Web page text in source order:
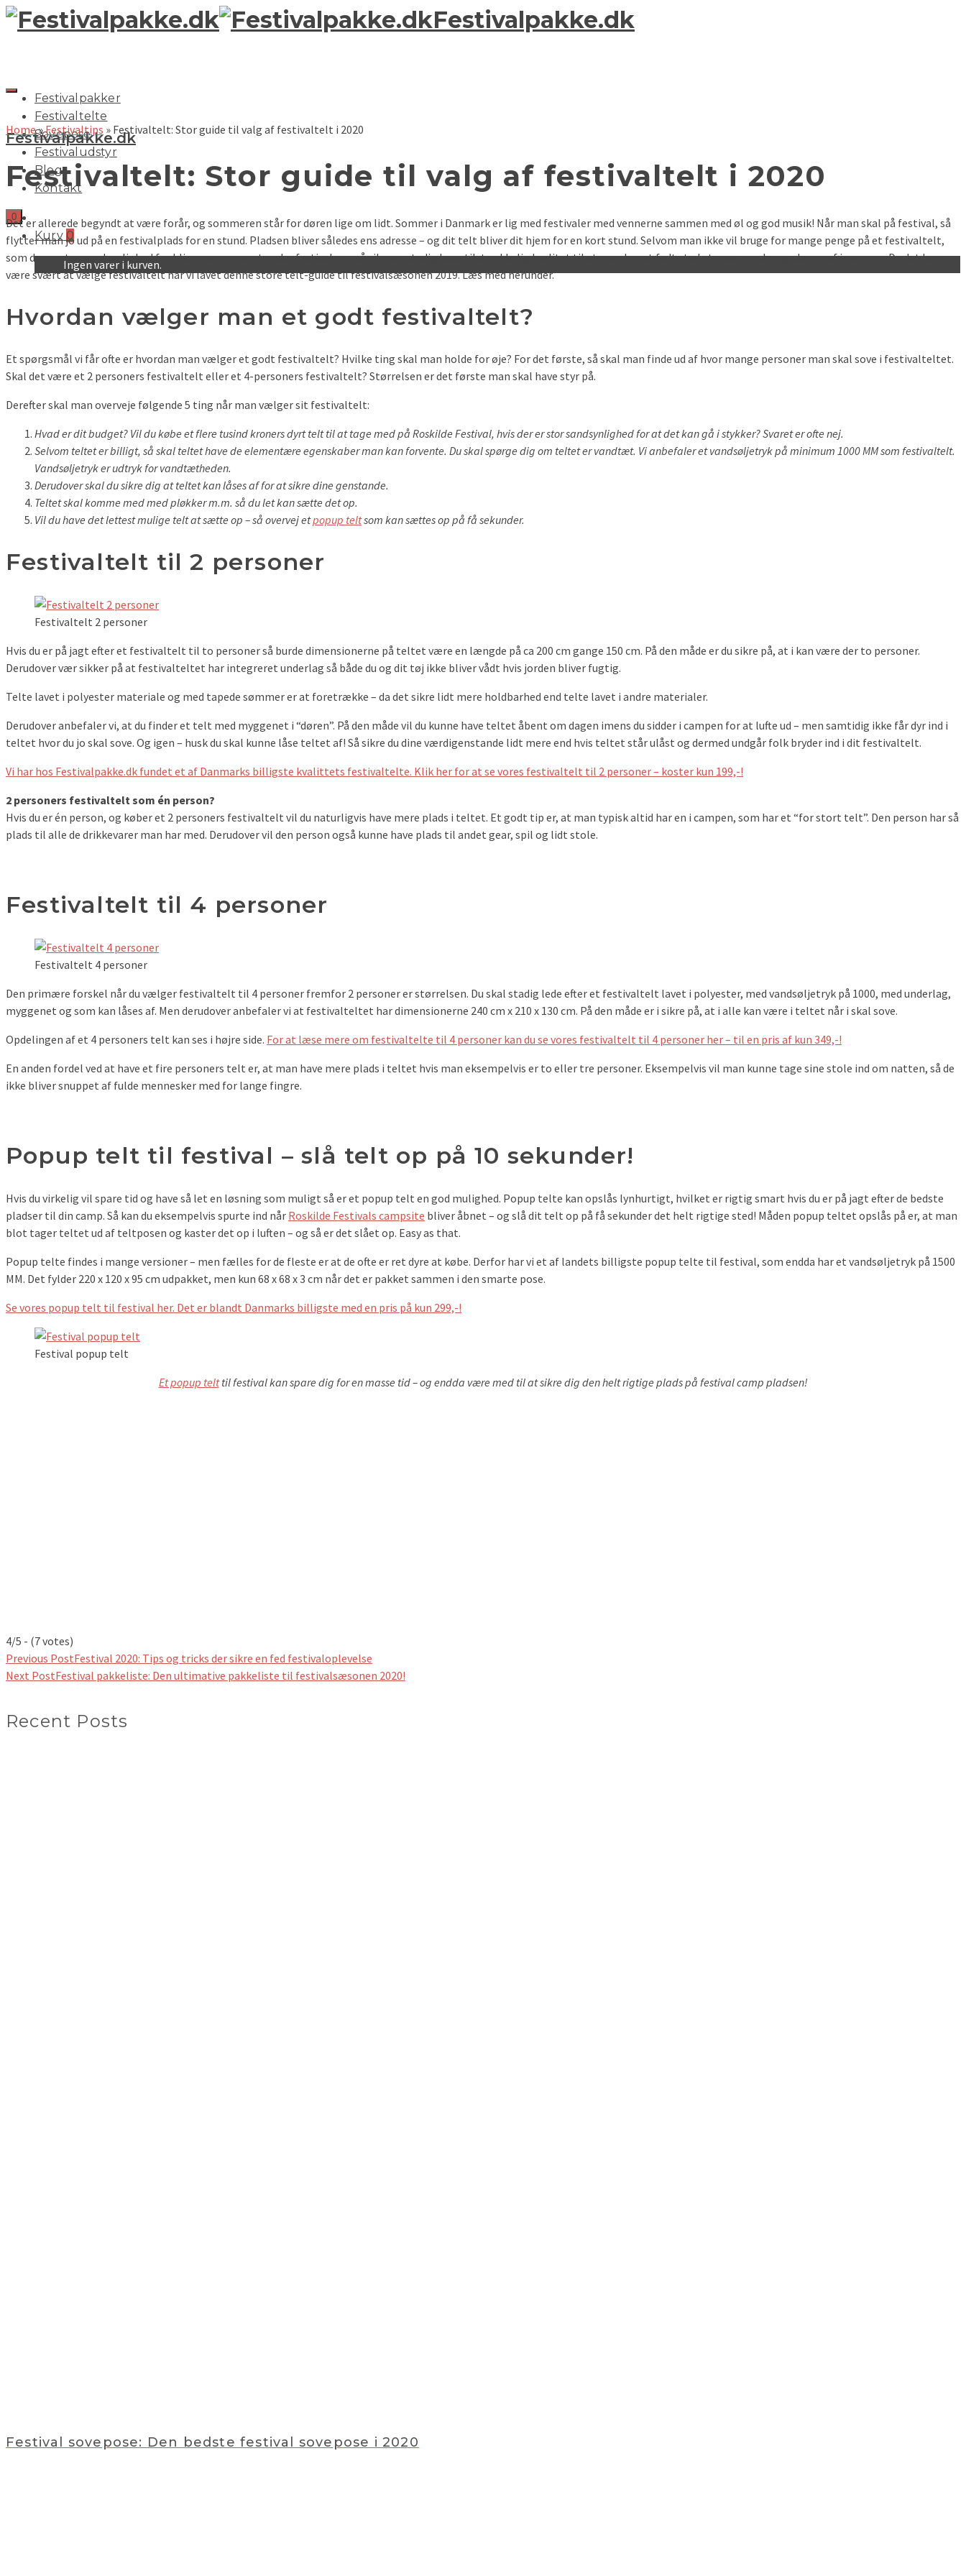
Festivalpakke.dk
Festivalpakker
Festivaltelte
Sovepose
Festivaludstyr
Blog
Kontakt
Kurv 0
Ingen varer i kurven.
Festivalpakke.dk
0
Home»Festivaltips » Festivaltelt: Stor guide til valg af festivaltelt i 2020
Festivaltelt: Stor guide til valg af festivaltelt i 2020
Det er allerede begyndt at være forår, og sommeren står for døren lige om lidt. Sommer i Danmark er lig med festivaler med vennerne sammen med øl og god musik! Når man skal på festival, så
flytter man jo ud på en festivalplads for en stund. Pladsen bliver således ens adresse – og dit telt bliver dit hjem for en kort stund. Selvom man ikke vil bruge for mange penge på et festivaltelt,
som der er stor sandsynlighed for bliver ramponeret under festivalen – så vil man stadig have tilstrækkelig kvalitet til at man har et fedt sted at sove, crashe og slappe af i campen. Da det kan
være svært at vælge festivaltelt har vi lavet denne store telt-guide til festivalsæsonen 2019. Læs med herunder.
Hvordan vælger man et godt festivaltelt?
Et spørgsmål vi får ofte er hvordan man vælger et godt festivaltelt? Hvilke ting skal man holde for øje? For det første, så skal man finde ud af hvor mange personer man skal sove i festivalteltet.
Skal det være et 2 personers festivaltelt eller et 4-personers festivaltelt? Størrelsen er det første man skal have styr på.
Derefter skal man overveje følgende 5 ting når man vælger sit festivaltelt:
Hvad er dit budget? Vil du købe et flere tusind kroners dyrt telt til at tage med på Roskilde Festival, hvis der er stor sandsynlighed for at det kan gå i stykker? Svaret er ofte nej.
Selvom teltet er billigt, så skal teltet have de elementære egenskaber man kan forvente. Du skal spørge dig om teltet er vandtæt. Vi anbefaler et vandsøljetryk på minimum 1000 MM som festivaltelt.
Vandsøljetryk er udtryk for vandtætheden.
Derudover skal du sikre dig at teltet kan låses af for at sikre dine genstande.
Teltet skal komme med med pløkker m.m. så du let kan sætte det op.
Vil du have det lettest mulige telt at sætte op – så overvej etpopup teltsom kan sættes op på få sekunder.
Festivaltelt til 2 personer
Festivaltelt 2 personer
Hvis du er på jagt efter et festivaltelt til to personer så burde dimensionerne på teltet være en længde på ca 200 cm gange 150 cm. På den måde er du sikre på, at i kan være der to personer.
Derudover vær sikker på at festivalteltet har integreret underlag så både du og dit tøj ikke bliver vådt hvis jorden bliver fugtig.
Telte lavet i polyester materiale og med tapede sømmer er at foretrække – da det sikre lidt mere holdbarhed end telte lavet i andre materialer.
Derudover anbefaler vi, at du finder et telt med myggenet i “døren”. På den måde vil du kunne have teltet åbent om dagen imens du sidder i campen for at lufte ud – men samtidig ikke får dyr ind i
teltet hvor du jo skal sove. Og igen – husk du skal kunne låse teltet af! Så sikre du dine værdigenstande lidt mere end hvis teltet står ulåst og dermed undgår folk bryder ind i dit festivaltelt.
Vi har hos Festivalpakke.dk fundet et af Danmarks billigste kvalittets festivaltelte. Klik her for at se vores festivaltelt til 2 personer – koster kun 199,-!
2 personers festivaltelt som én person?
Hvis du er én person, og køber et 2 personers festivaltelt vil du naturligvis have mere plads i teltet. Et godt tip er, at man typisk altid har en i campen, som har et “for stort telt”. Den person har så
plads til alle de drikkevarer man har med. Derudover vil den person også kunne have plads til andet gear, spil og lidt stole.
Festivaltelt til 4 personer
Festivaltelt 4 personer
Den primære forskel når du vælger festivaltelt til 4 personer fremfor 2 personer er størrelsen. Du skal stadig lede efter et festivaltelt lavet i polyester, med vandsøljetryk på 1000, med underlag,
myggenet og som kan låses af. Men derudover anbefaler vi at festivalteltet har dimensionerne 240 cm x 210 x 130 cm. På den måde er i sikre på, at i alle kan være i teltet når i skal sove.
Opdelingen af et 4 personers telt kan ses i højre side. For at læse mere om festivaltelte til 4 personer kan du se vores festivaltelt til 4 personer her – til en pris af kun 349,-!
En anden fordel ved at have et fire personers telt er, at man have mere plads i teltet hvis man eksempelvis er to eller tre personer. Eksempelvis vil man kunne tage sine stole ind om natten, så de
ikke bliver snuppet af fulde mennesker med for lange fingre.
Popup telt til festival – slå telt op på 10 sekunder!
Hvis du virkelig vil spare tid og have så let en løsning som muligt så er et popup telt en god mulighed. Popup telte kan opslås lynhurtigt, hvilket er rigtig smart hvis du er på jagt efter de bedste
pladser til din camp. Så kan du eksempelvis spurte ind når Roskilde Festivals campsite bliver åbnet – og slå dit telt op på få sekunder det helt rigtige sted! Måden popup teltet opslås på er, at man
blot tager teltet ud af teltposen og kaster det op i luften – og så er det slået op. Easy as that.
Popup telte findes i mange versioner – men fælles for de fleste er at de ofte er ret dyre at købe. Derfor har vi et af landets billigste popup telte til festival, som endda har et vandsøljetryk på 1500
MM. Det fylder 220 x 120 x 95 cm udpakket, men kun 68 x 68 x 3 cm når det er pakket sammen i den smarte pose.
Se vores popup telt til festival her. Det er blandt Danmarks billigste med en pris på kun 299,-!
Festival popup telt
Et popup telttil festival kan spare dig for en masse tid – og endda være med til at sikre dig den helt rigtige plads på festival camp pladsen!
4/5 - (7 votes)
Previous PostFestival 2020: Tips og tricks der sikre en fed festivaloplevelse
Next PostFestival pakkeliste: Den ultimative pakkeliste til festivalsæsonen 2020!
Recent Posts
Festival sovepose: Den bedste festival sovepose i 2020